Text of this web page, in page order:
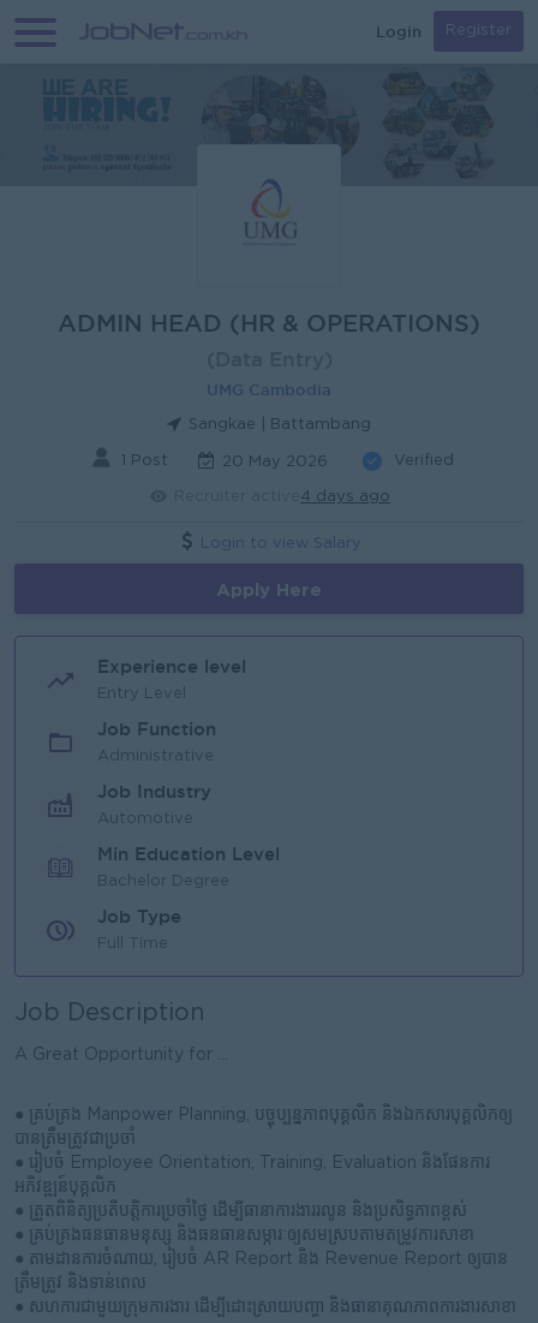
Login Register
ADMIN HEAD (HR & OPERATIONS)
UMG Cambodia
Sangkae | Battambang
1 Post 20 May 2026 Verified
4 days ago
Login to view Salary
Apply Here
Experience level
Entry Level
Job Function
Administrative
Job Industry
Automotive
Min Education Level
Bachelor Degree
Job Type
Full Time
Job Description
A Great Opportunity for ...
● គ្រប់គ្រង Manpower Planning, បច្ចុប្បន្នភាពបុគ្គលិក និងឯកសារបុគ្គលិកឲ្យ
បានត្រឹមត្រូវជាប្រចាំ
● រៀបចំ Employee Orientation, Training, Evaluation និងផែនការ
អភិវឌ្ឍន៍បុគ្គលិក
● ត្រួតពិនិត្យប្រតិបត្តិការប្រចាំថ្ងៃ ដើម្បីធានាការងាររលូន និងប្រសិទ្ធភាពខ្ពស់
● គ្រប់គ្រងធនធានមនុស្ស និងធនធានសម្ភារៈឲ្យសមស្របតាមតម្រូវការសាខា
● តាមដានការចំណាយ, រៀបចំ AR Report និង Revenue Report ឲ្យបាន
ត្រឹមត្រូវ និងទាន់ពេល
● សហការជាមួយក្រុមការងារ ដើម្បីដោះស្រាយបញ្ហា និងធានាគុណភាពការងារសាខា